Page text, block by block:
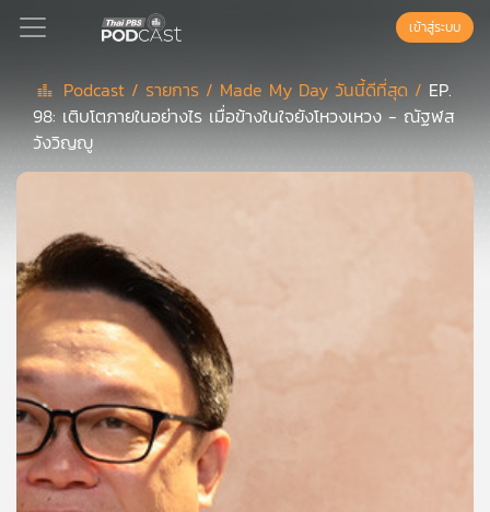
Podcast
สต์
แนะนำ
เพล
ย์
ลิ
สต์
ของ
คุณ
เข้าสู่ระบบ
Podcast / รายการ / Made My Day วันนี้ดีที่สุด / EP.
98: เติบโตภายในอย่างไร เมื่อข้างในใจยังโหวงเหวง - ณัฐฬส
วังวิญญู